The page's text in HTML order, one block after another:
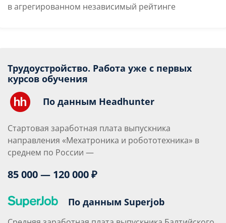
в агрегированном независимый рейтинге
Трудоустройство. Работа уже с первых
курсов обучения
По данным Headhunter
Стартовая заработная плата выпускника
направления «Мехатроника и робототехника» в
среднем по России —
85 000 — 120 000 ₽
По данным Superjob